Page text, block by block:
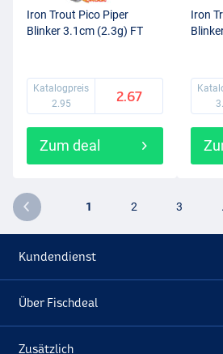
Iron Trout Pico Piper
Blinker 3.1cm (2.3g) FT
Katalogpreis
2.95
2.67
Zum deal
Iron
1 2 3
Kundendienst
Über Fischdeal
Zusätzlich